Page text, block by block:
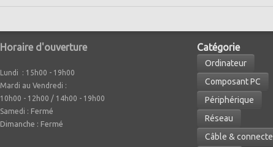
Horaire d'ouverture
Lundi : 15h00 - 19h00
Mardi au Vendredi :
10h00 - 12h00 / 14h00 - 19h00
Samedi : Fermé
Dimanche : Fermé
Catégorie
Ordinateur
Composant PC
Périphérique
Réseau
Câble &